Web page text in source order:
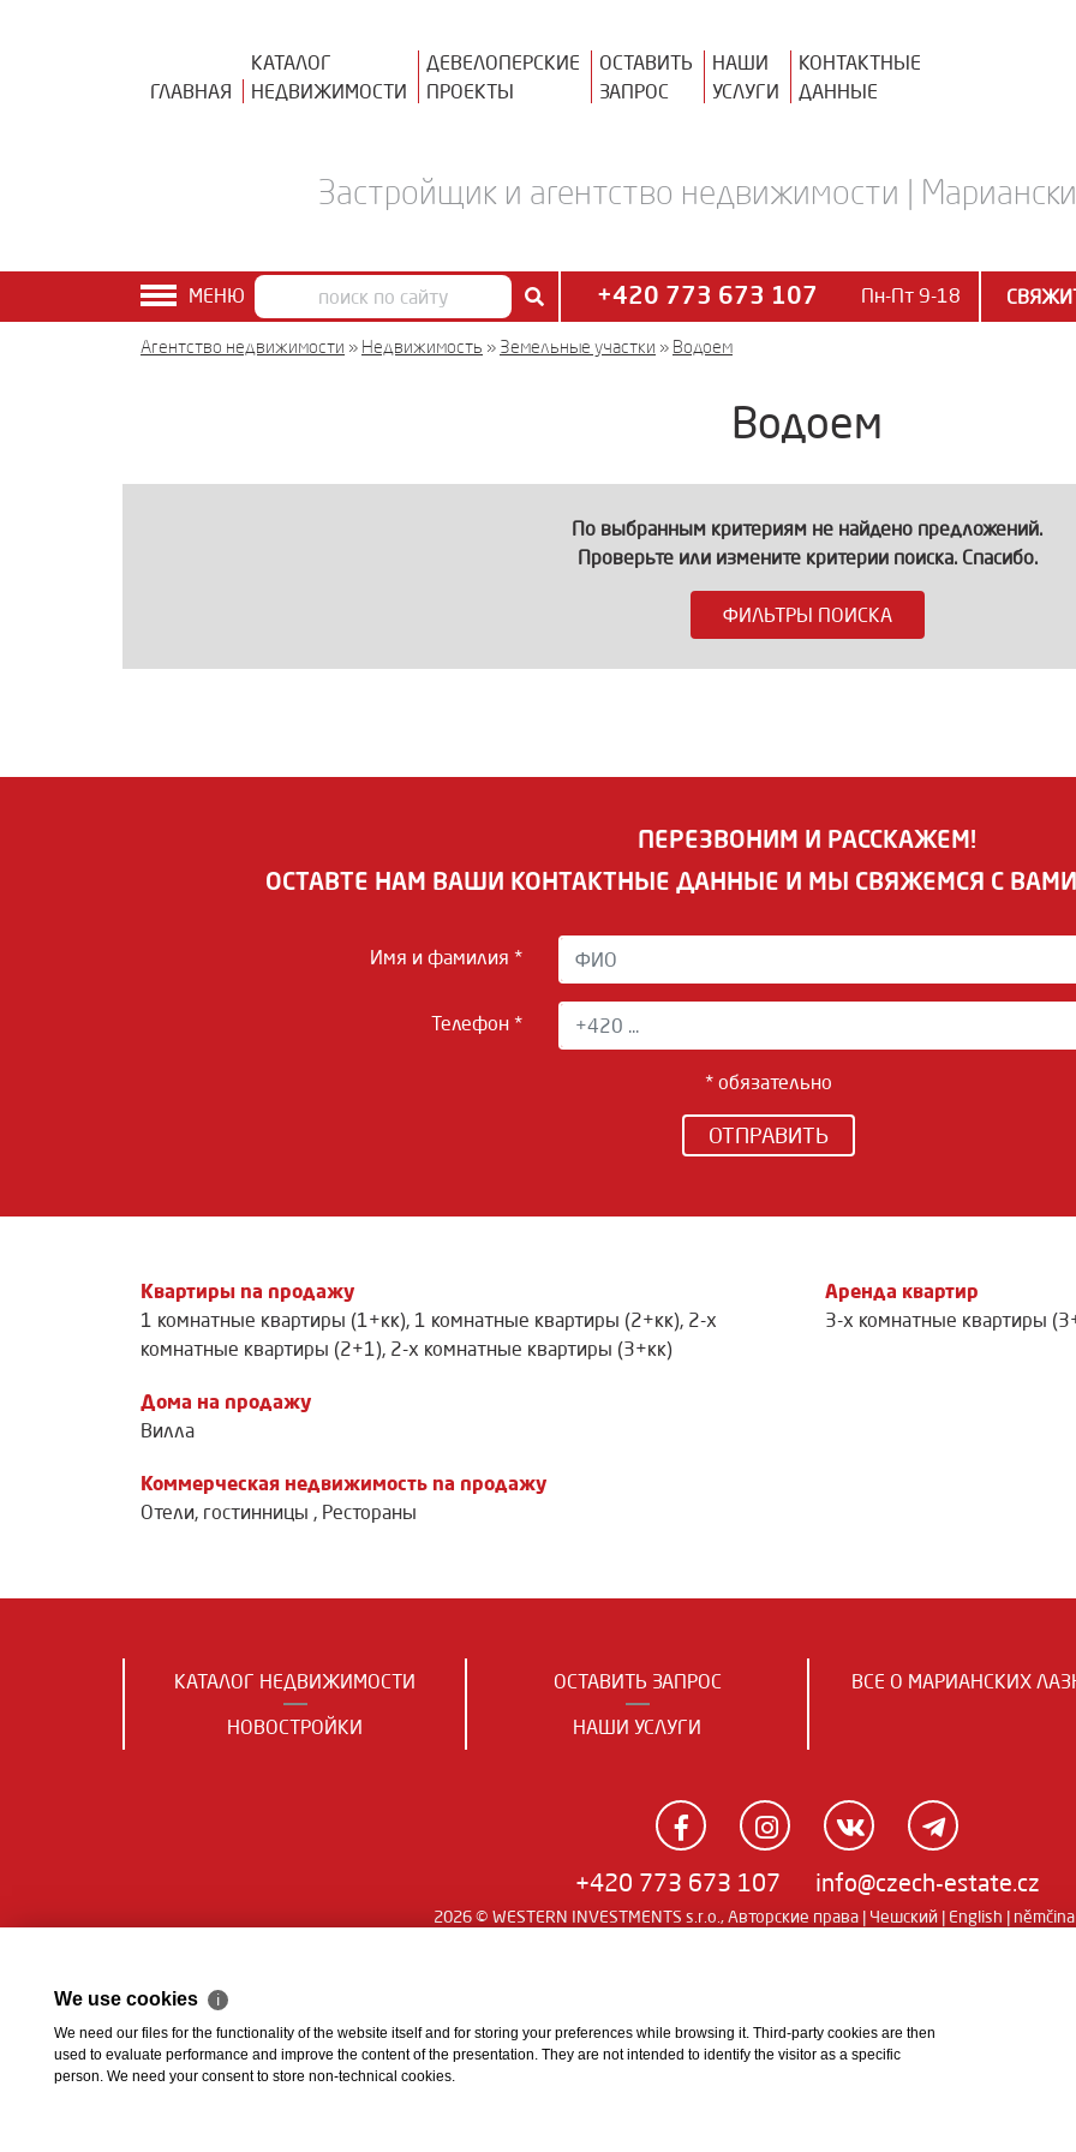
ГЛАВНАЯ
КАТАЛОГ
НЕДВИЖИМОСТИ
ДЕВЕЛОПЕРСКИЕ
ПРОЕКТЫ
ОСТАВИТЬ
ЗАПРОС
НАШИ
УСЛУГИ
КОНТАКТНЫЕ
ДАННЫЕ
Застройщик и агентство недвижимости |
МЕНЮ +420 773 673 107 Пн-Пт 9-18
Агентство недвижимости » Недвижимость » Земельные участки » Водоем
Водоем
По выбранным критериям не найдено предложений.
Проверьте или измените критерии поиска. Спасибо.
ФИЛЬТРЫ ПОИСКА
ПЕРЕЗВОНИМ И РАССКАЖЕМ!
ОСТАВТЕ НАМ ВАШИ КОНТАКТНЫЕ ДАННЫЕ И МЫ СВЯЖЕМСЯ С
Имя и фамилия *
Телефон *
* обязательно
ОТПРАВИТЬ
Квартиры na продажу
1 комнатные квартиры (1+кк), 1 комнатные квартиры (2+кк), 2-х
комнатные квартиры (2+1), 2-х комнатные квартиры (3+кк)
Аренда квартир
3-х комнатные квартиры
Дома на продажу
Вилла
Коммерческая недвижимость na продажу
Отели, гостинницы , Рестораны
КАТАЛОГ НЕДВИЖИМОСТИ
НОВОСТРОЙКИ
ОСТАВИТЬ ЗАПРОС
НАШИ УСЛУГИ
ВСЕ О МАРИАНСКИХ
+420 773 673 107 info@czech-estate.cz
2026 © WESTERN INVESTMENTS s.r.o., Авторские права | Чешский | English | němčina
We use cookies ℹ
We need our files for the functionality of the website itself and for storing your preferences while browsing it. Third-party cookies are then
used to evaluate performance and improve the content of the presentation. They are not intended to identify the visitor as a specific
person. We need your consent to store non-technical cookies.